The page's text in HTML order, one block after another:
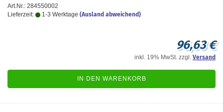
Art.Nr.: 284550002
Lieferzeit:
1-3 Werktage (Ausland abweichend)
96,63 €
inkl. 19% MwSt. zzgl. Versand
IN DEN WARENKORB